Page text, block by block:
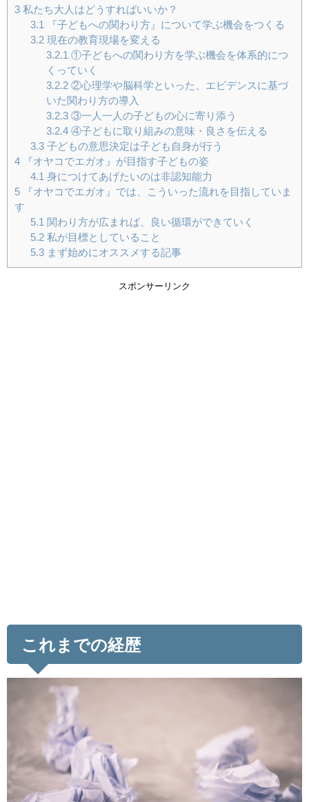
3 私たち大人はどうすればいいか？
3.1
『子どもへの関わり方』について学ぶ機会をつくる
3.2現在の教育現場を変える
3.2.1 ①子どもへの関わり方を学ぶ機会を体系的につ
くっていく
3.2.2②心理学や脳科学といった、エビデンスに基づ
いた関わり方の導入
3.2.3③一人一人の子どもの心に寄り添う
3.2.4④子どもに取り組みの意味・良さを伝える
3.3子どもの意思決定は子ども自身が行う
4 『オヤコでエガオ』が目指す子どもの姿
4.1 身につけてあげたいのは非認知能力
5 『オヤコでエガオ』では、こういった流れを目指していま
す
5.1 関わり方が広まれば、良い循環ができていく
5.2私が目標としていること
5.3まず始めにオススメする記事
スポンサーリンク
これまでの経歴